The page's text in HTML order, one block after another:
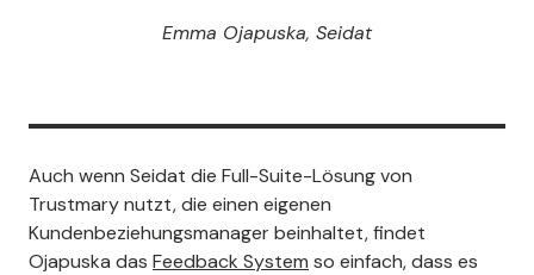
Emma Ojapuska, Seidat
Auch wenn Seidat die Full-Suite-Lösung von
Trustmary nutzt, die einen eigenen
Kundenbeziehungsmanager beinhaltet, findet
Ojapuska das Feedback System so einfach, dass es